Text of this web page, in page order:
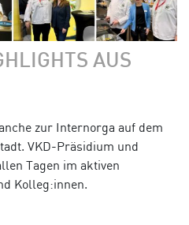
AUS
zur Internorga auf dem
VKD-Präsidium und
Tagen im aktiven
Kolleg:innen.